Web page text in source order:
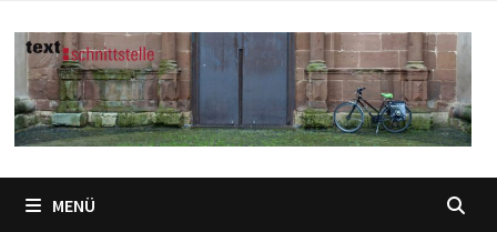
Inhalt
springen
MENÜ